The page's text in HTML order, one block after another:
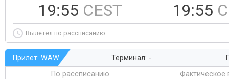
19:55 CEST 19:55
Вылетел по рассписанию
Прилет: WAW Терминал: -
По рассписанию
Фактическое